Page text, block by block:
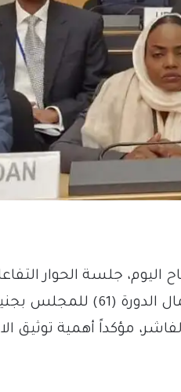
اليوم، جلسة الحوار
تقرير المفوض السامي لحقوق الإنسان ضمن أعمال
مؤكداً أهمية توثيق